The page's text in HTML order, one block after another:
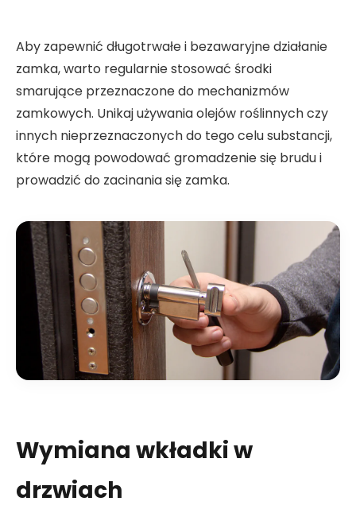
Aby zapewnić długotrwałe i bezawaryjne działanie
zamka, warto regularnie stosować środki
smarujące przeznaczone do mechanizmów
zamkowych. Unikaj używania olejów roślinnych czy
innych nieprzeznaczonych do tego celu substancji,
które mogą powodować gromadzenie się brudu i
prowadzić do zacinania się zamka.
Wymiana wkładki w
drzwiach